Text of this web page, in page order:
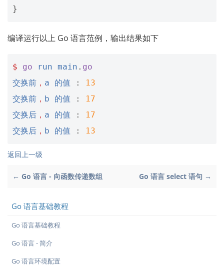
}
编译运行以上 Go 语言范例，输出结果如下
$ go run main . go
交换前 ， a 的值 :
13
交换前 ， b 的值 :
17
交换后 ， a 的值 :
17
交换后 ， b 的值 : 13
返回上一级
← Go 语言 - 向函数传递数组 Go 语言 select 语句 →
Go 语言基础教程
Go 语言基础教程
Go 语言 - 简介
Go 语言环境配置